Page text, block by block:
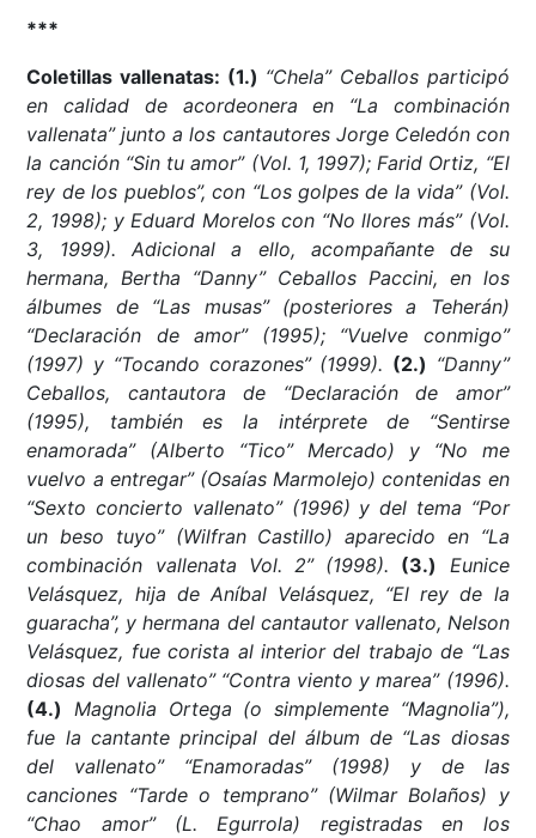
***
Coletillas vallenatas: (1.) “Chela” Ceballos participó
en calidad de acordeonera en “La combinación
vallenata” junto a los cantautores Jorge Celedón con
la canción “Sin tu amor” (Vol. 1, 1997); Farid Ortiz, “El
rey de los pueblos”, con “Los golpes de la vida” (Vol.
2, 1998); y Eduard Morelos con “No llores más” (Vol.
3, 1999). Adicional a ello, acompañante de su
hermana, Bertha “Danny” Ceballos Paccini, en los
álbumes de “Las musas” (posteriores a Teherán)
“Declaración de amor” (1995); “Vuelve conmigo”
(1997) y “Tocando corazones” (1999). (2.) “Danny”
Ceballos, cantautora de “Declaración de amor”
(1995), también es la intérprete de “Sentirse
enamorada” (Alberto “Tico” Mercado) y “No me
vuelvo a entregar” (Osaías Marmolejo) contenidas en
“Sexto concierto vallenato” (1996) y del tema “Por
un beso tuyo” (Wilfran Castillo) aparecido en “La
combinación vallenata Vol. 2” (1998). (3.)
Eunice
Velásquez, hija de Aníbal Velásquez, “El rey de la
guaracha”, y hermana del cantautor vallenato, Nelson
Velásquez, fue corista al interior del trabajo de “Las
diosas del vallenato” “Contra viento y marea” (1996).
(4.)
Magnolia Ortega (o simplemente “Magnolia”),
fue la cantante principal del álbum de “Las diosas
del vallenato” “Enamoradas” (1998) y de las
canciones “Tarde o temprano” (Wilmar Bolaños) y
“Chao amor” (L. Egurrola) registradas en los